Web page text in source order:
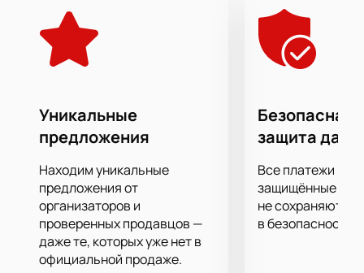
артисты Алексей Любимов, Йохан Кобборг, Елена Ильиных
и молодой танцор Джордже Каленич. Не пропустите
уникальное представление, с эпатажным и
Уникальные
предложения
Находим уникальные
предложения от
организаторов и
проверенных продавцов —
даже те, которых уже нет в
официальной продаже.
Безопасная
защита
Все платежи
защищённые
не сохраняются
в безопасности.